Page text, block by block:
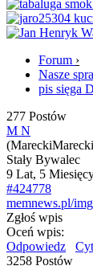
Forum ›
Nasze
pis sięga
277 Postów
M N
Stały Bywalec
9 Lat, 5
#424778
memnews.pl/
Zgłoś wpis
Oceń wpis:
Odpowiedz
3258 Postów